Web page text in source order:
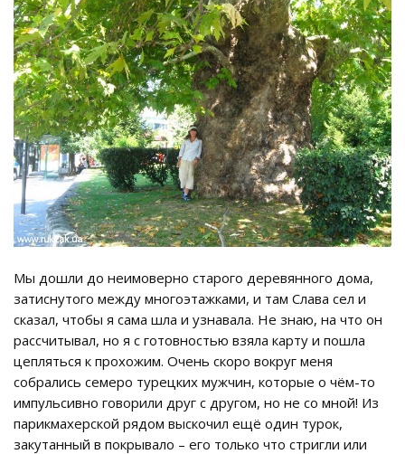
Мы дошли до неимоверно старого деревянного дома,
затиснутого между многоэтажками, и там Слава сел и
сказал, чтобы я сама шла и узнавала. Не знаю, на что он
рассчитывал, но я с готовностью взяла карту и пошла
цепляться к прохожим. Очень скоро вокруг меня
собрались семеро турецких мужчин, которые о чём-то
импульсивно говорили друг с другом, но не со мной! Из
парикмахерской рядом выскочил ещё один турок,
закутанный в покрывало – его только что стригли или